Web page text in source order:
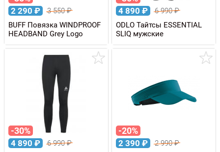
2 290 ₽ 3 550₽
BUFF Повязка WINDPROOF
HEADBAND Grey Logo
4 890 ₽ 6 990₽
ODLO Тайтсы ESSENTIAL
SLIQ мужские
-30%
4 890 ₽ 6 990₽
-20%
2 390 ₽ 2 990₽